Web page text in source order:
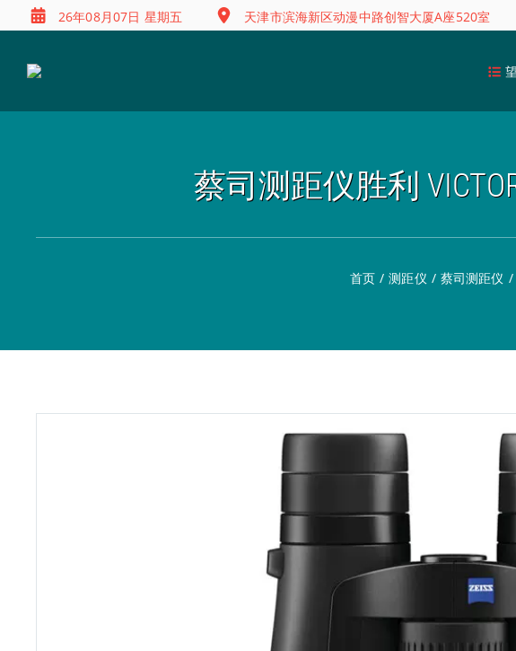
26年08月07日 星期五 天津市滨海新区动漫中路创智大厦A座520室
蔡司测距仪胜利
首页 / 测距仪 / 蔡司测距仪 /